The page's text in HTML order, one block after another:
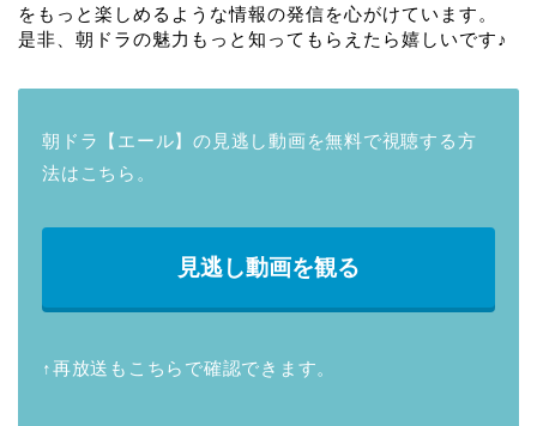
をもっと楽しめるような情報の発信を心がけています。
是非、朝ドラの魅力もっと知ってもらえたら嬉しいです♪
朝ドラ【エール】の見逃し動画を無料で視聴する方
法はこちら。
見逃し動画を観る
↑再放送もこちらで確認できます。